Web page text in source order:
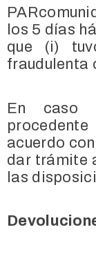
los 5 días
que (i)
fraudulenta
En caso
acuerdo
dar trámite
las